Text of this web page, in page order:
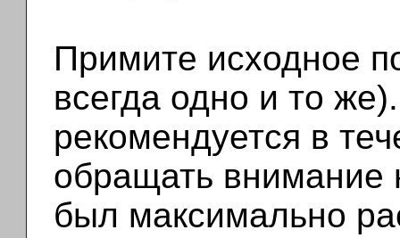
Примите исходное
всегда одно и то
рекомендуется в
обращать внимание
был максимально